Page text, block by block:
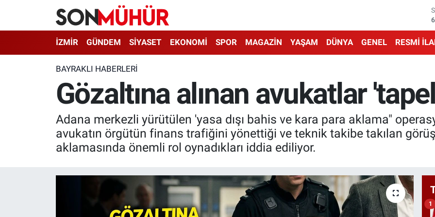
İZMİR GÜNDEM SİYASET EKONOMİ SPOR MAGAZİN YAŞAM DÜNYA GENEL RESMİ
BAYRAKLI HABERLERI
Gözaltına alınan avukatlar
Adana merkezli yürütülen 'yasa dışı bahis ve kara para aklama"
avukatın örgütün finans trafiğini yönettiği ve teknik takibe takılan
aklamasında önemli rol oynadıkları iddia ediliyor.
1
İzmir Nöbetçi Eczaneler
İzmir Namaz Vakitleri
Süper Lig Puan Durumu ve Fikstür